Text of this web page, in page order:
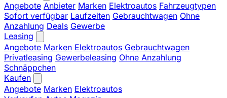
Angebote Anbieter Marken Elektroautos Fahrzeugtypen
Sofort verfügbar Laufzeiten Gebrauchtwagen Ohne
Anzahlung Deals Gewerbe
Leasing
Angebote Marken Elektroautos Gebrauchtwagen
Privatleasing Gewerbeleasing Ohne Anzahlung
Schnäppchen
Kaufen
Angebote Marken Elektroautos